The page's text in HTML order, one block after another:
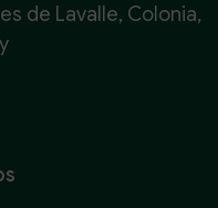
de Lavalle, Colonia,